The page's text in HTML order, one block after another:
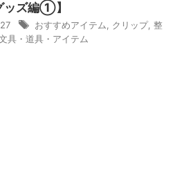
ッズ編①】
おすすめアイテム, クリップ, 整
具・道具・アイテム